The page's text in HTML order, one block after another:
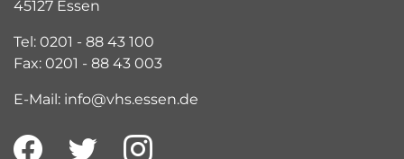
45127 Essen
Tel: 0201 - 88 43 100
Fax: 0201 - 88 43 003
E-Mail: info@vhs.essen.de